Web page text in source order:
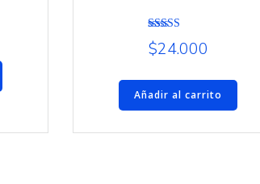
Valorado
con
$24.000
Añadir al carrito